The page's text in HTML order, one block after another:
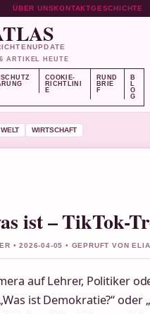
ÜBER UNSKONTAKTGESCHICHTE
ARTIKEL HEUTE
COOKIE-
RICHTLINI
E
RUND
BRIE
F
B
L
O
G
WELT WIRTSCHAFT
ist – TikTok-
• 2026-04-05 • GEPRUFT VON
auf Lehrer, Politiker
ist Demokratie?“ oder